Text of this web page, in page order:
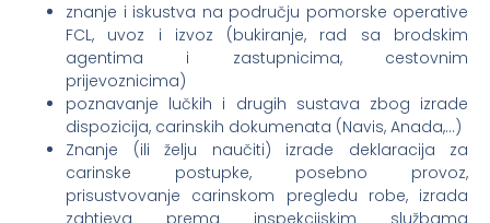
znanje i iskustva na području pomorske operative
FCL, uvoz i izvoz (bukiranje, rad sa brodskim
agentima i zastupnicima, cestovnim
prijevoznicima)
poznavanje lučkih i drugih sustava zbog izrade
dispozicija, carinskih dokumenata (Navis, Anada,…)
Znanje (ili želju naučiti) izrade deklaracija za
carinske postupke, posebno provoz,
prisustvovanje carinskom pregledu robe, izrada